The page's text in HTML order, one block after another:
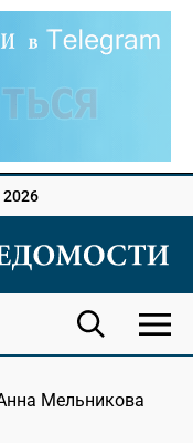
2026
Мельникова